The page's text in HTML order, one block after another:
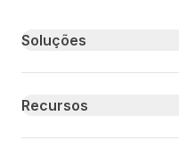
Primary footer navigation
Soluções
Recursos